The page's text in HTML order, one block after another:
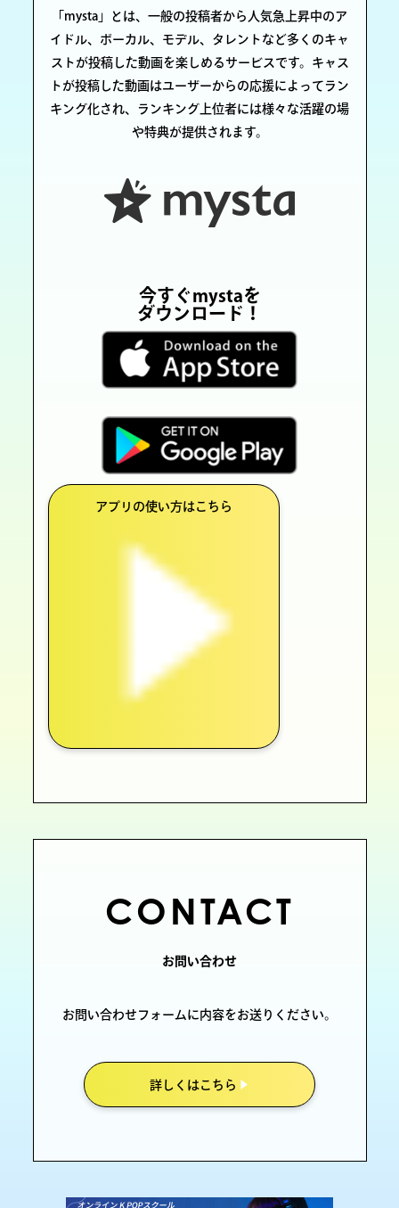
「mysta」とは、一般の投稿者から人気急上昇中のア
イドル、ボーカル、モデル、タレントなど多くのキャ
ストが投稿した動画を楽しめるサービスです。キャス
トが投稿した動画はユーザーからの応援によってラン
キング化され、ランキング上位者には様々な活躍の場
や特典が提供されます。
今すぐ mystaを
ダウンロード！
アプリの使い方はこちら
CONTACT
お問い合わせ
お問い合わせフォームに内容をお送りください。
詳しくはこちら